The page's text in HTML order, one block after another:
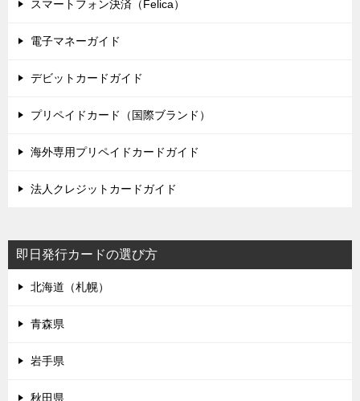
スマートフォン決済（Felica）
電子マネーガイド
デビットカードガイド
プリペイドカード（国際ブランド）
海外専用プリペイドカードガイド
法人クレジットカードガイド
即日発行カードの選び方
北海道（札幌）
青森県
岩手県
秋田県